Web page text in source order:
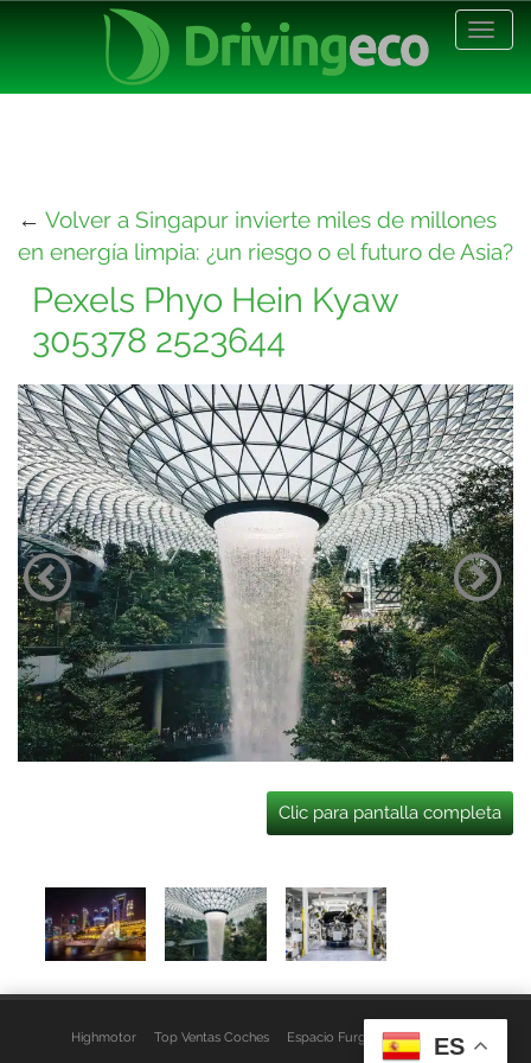
← Volver a Singapur invierte miles de millones
en energía limpia: ¿un riesgo o el futuro de Asia?
Pexels Phyo Hein Kyaw
305378 2523644
Clic para pantalla completa
Highmotor Top Ventas Coches Espacio Furgo Aviso Legal
ES